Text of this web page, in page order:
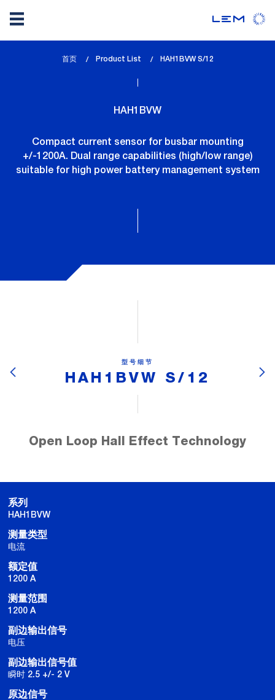
首页 Product List
lem_current_page
HAH1BVW S/12
HAH1BVW
Compact current sensor for busbar mounting
+/-1200A. Dual range capabilities (high/low range)
suitable for high power battery management system
型号细节
HAH1BVW S/12
Open Loop Hall Effect Technology
系列
HAH1BVW
测量类型
电流
额定值
1200 A
测量范围
1200 A
副边输出信号
电压
副边输出信号值
瞬时 2.5 +/- 2 V
原边信号